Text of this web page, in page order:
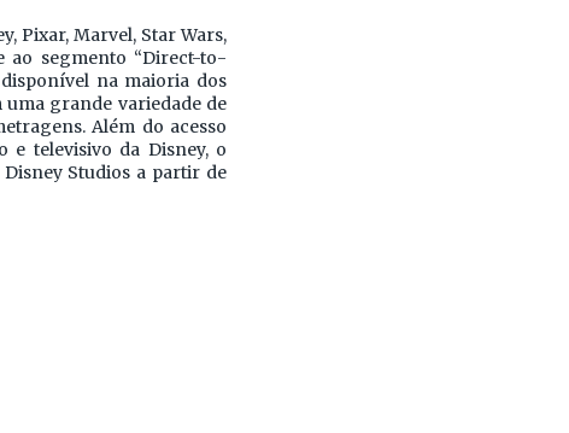
Pixar, Marvel, Star Wars,
ao segmento “Direct-to-
na maioria dos
grande variedade de
Além do acesso
e televisivo da Disney, o
Studios a partir de